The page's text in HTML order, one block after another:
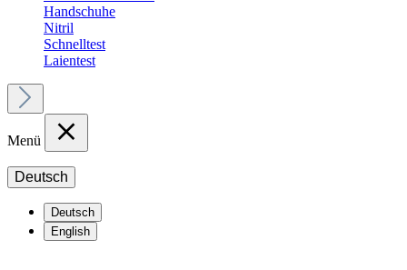
Handschuhe
Nitril
Schnelltest
Laientest
Menü
Deutsch
Deutsch
English